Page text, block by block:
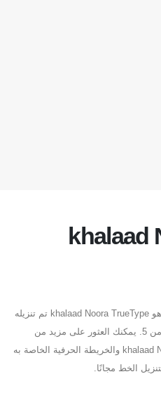
khalaad
** khalaad Noora khalaad Noora ** هو khalaad Noora TrueType تم تنزيله
29 مرة. قيمه 0 من المستخدمين 0.0 من 5. يمكنك العثور على مزيد من
المعلومات حول khalaad Noora khalaad Noora والخريطة الحرفية الخاصة به
الخط مجانًا.